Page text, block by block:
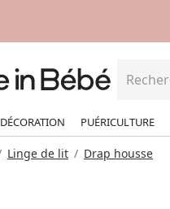
DÉCORATION PUÉRICULTURE
Linge de lit Drap housse